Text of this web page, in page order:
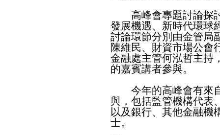
高峰會專題討論探討
發展機遇、新時代環球
討論環節分別由金管局
陳維民、財資市場公會
金融處主管何泓哲主持
的嘉賓講者參與。
今年的高峰會有來自
與，包括監管機構代表
以及銀行、其他金融機
士。